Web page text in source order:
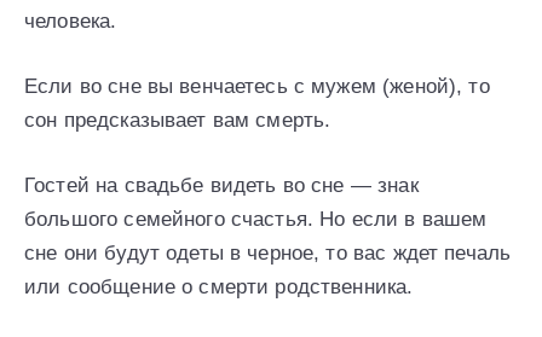
человека.
Если во сне вы венчаетесь с мужем (женой), то
сон предсказывает вам смерть.
Гостей на свадьбе видеть во сне — знак
большого семейного счастья. Но если в вашем
сне они будут одеты в черное, то вас ждет печаль
или сообщение о смерти родственника.